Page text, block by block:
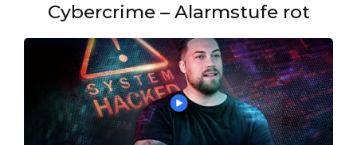
Cybercrime – Alarmstufe rot